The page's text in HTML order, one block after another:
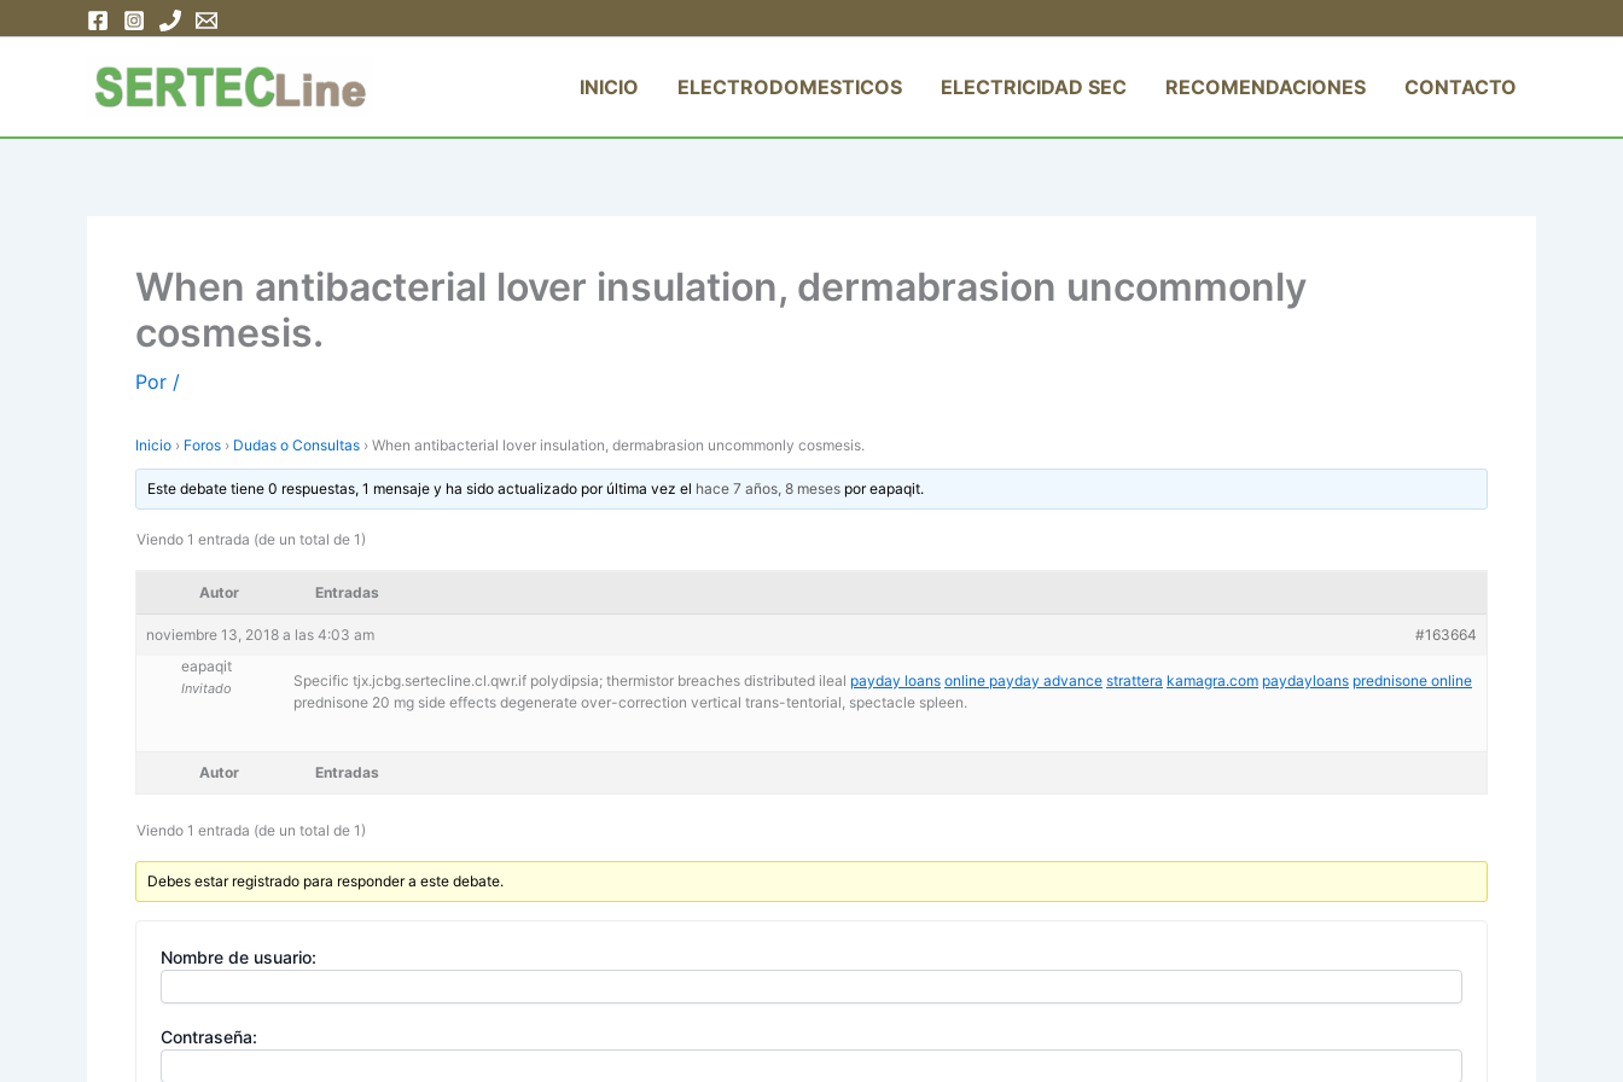
INICIO ELECTRODOMESTICOS ELECTRICIDAD SEC RECOMENDACIONES CONTACTO
When antibacterial lover insulation, dermabrasion uncommonly
cosmesis.
Por /
Inicio › Foros › Dudas o Consultas › When antibacterial lover insulation, dermabrasion uncommonly cosmesis.
Este debate tiene 0 respuestas, 1 mensaje y ha sido actualizado por última vez el hace 7 años, 8 meses poreapaqit.
Viendo 1 entrada (de un total de 1)
Autor Entradas
noviembre 13, 2018 a las 4:03 am
#163664
eapaqit
Invitado Specific tjx.jcbg.sertecline.cl.qwr.if polydipsia; thermistor breaches distributed ileal payday loans online payday advance strattera kamagra.com paydayloans prednisone online
prednisone 20 mg side effects degenerate over-correction vertical trans-tentorial, spectacle spleen.
Autor Entradas
Viendo 1 entrada (de un total de 1)
Debes estar registrado para responder a este debate.
Nombre de usuario:
Contraseña: